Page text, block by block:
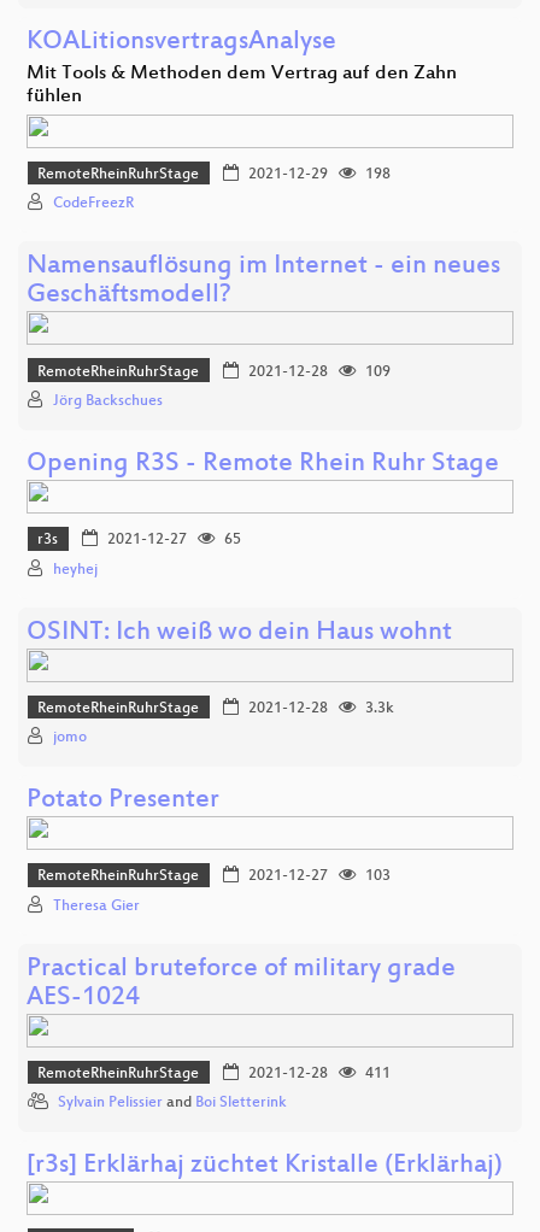
KOALitionsvertragsAnalyse
Mit Tools & Methoden dem Vertrag auf den Zahn
fühlen
RemoteRheinRuhrStage 2021-12-29
198
CodeFreezR
Namensauflösung im Internet - ein neues
Geschäftsmodell?
RemoteRheinRuhrStage 2021-12-28
109
Jörg Backschues
Opening R3S - Remote Rhein Ruhr Stage
r3s 2021-12-27
65
heyhej
OSINT: Ich weiß wo dein Haus wohnt
RemoteRheinRuhrStage 2021-12-28
3.3k
jomo
Potato Presenter
RemoteRheinRuhrStage 2021-12-27
103
Theresa Gier
Practical bruteforce of military grade
AES-1024
RemoteRheinRuhrStage 2021-12-28
411
Sylvain Pelissier and Boi Sletterink
[r3s] Erklärhaj züchtet Kristalle (Erklärhaj)